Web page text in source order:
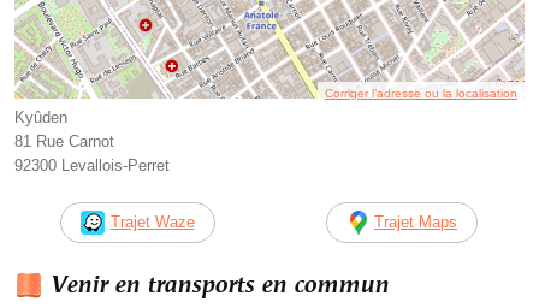
Corriger l’adresse ou la localisation
Kyûden
81 Rue Carnot
92300 Levallois-Perret
Trajet Waze Trajet Maps
Venir en transports en commun